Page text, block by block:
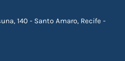
140 - Santo Amaro, Recife -